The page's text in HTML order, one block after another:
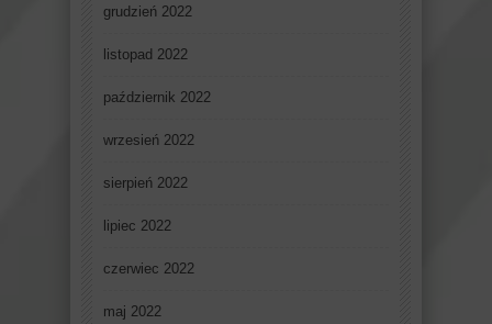
grudzień 2022
listopad 2022
październik 2022
wrzesień 2022
sierpień 2022
lipiec 2022
czerwiec 2022
maj 2022